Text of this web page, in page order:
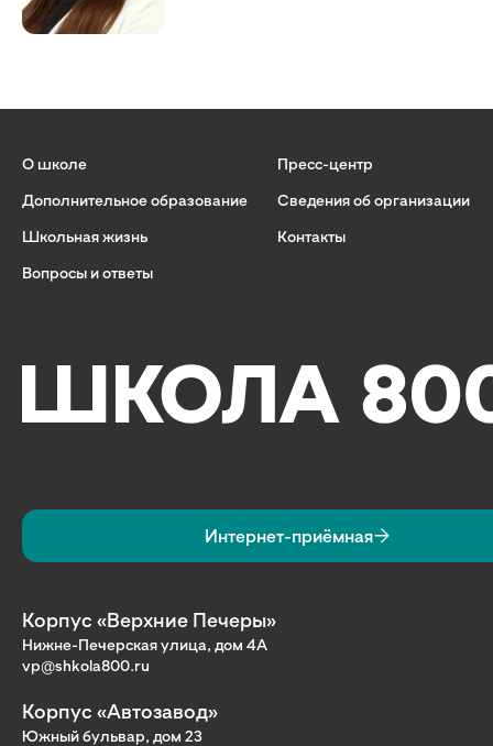
О школе
Дополнительное образование
Школьная жизнь
Вопросы и ответы
Пресс-центр
Сведения об организации
Контакты
Интернет-приёмная
Корпус «Верхние Печеры»
Нижне-Печерская улица, дом 4А
vp@shkola800.ru
Корпус «Автозавод»
Южный бульвар, дом 23